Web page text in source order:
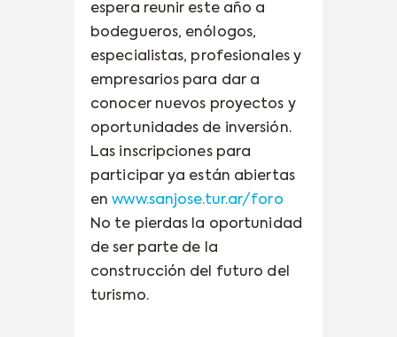
espera reunir este año a
bodegueros, enólogos,
especialistas, profesionales y
empresarios para dar a
conocer nuevos proyectos y
oportunidades de inversión.
Las inscripciones para
participar ya están abiertas
enwww.sanjose.tur.ar/foro
No te pierdas la oportunidad
de ser parte de la
construcción del futuro del
turismo.